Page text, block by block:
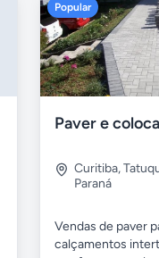
Popular
Curitiba,
Paraná
Vendas de paver
calçamentos